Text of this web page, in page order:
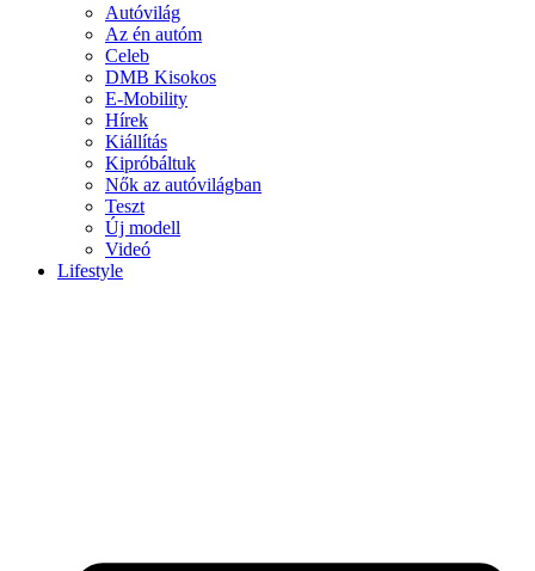
Autóvilág
Az én autóm
Celeb
DMB Kisokos
E-Mobility
Hírek
Kiállítás
Kipróbáltuk
Nők az autóvilágban
Teszt
Új modell
Videó
Lifestyle